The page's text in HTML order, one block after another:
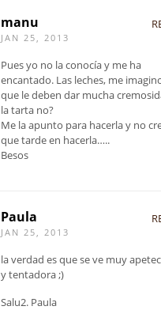
manu
JAN 25, 2013
Pues yo no la conocía y me ha
encantado. Las leches, me
que le deben dar mucha
la tarta no?
Me la apunto para hacerla y no
que tarde en hacerla…..
Besos
Paula
JAN 25, 2013
la verdad es que se ve muy
y tentadora ;)
Salu2. Paula